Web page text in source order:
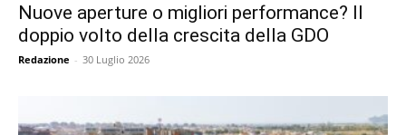
Nuove aperture o migliori performance? Il
doppio volto della crescita della GDO
Redazione - 30 Luglio 2026